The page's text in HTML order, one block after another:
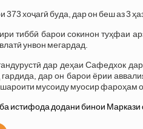
хоҷагӣ буда, дар он беш аз 3
тиббӣ барои сокинон туҳфаи
унвон мегардад.
дар деҳаи Сафедхок
дар он барои ёрии
шароити мусоиду муосир фароҳам